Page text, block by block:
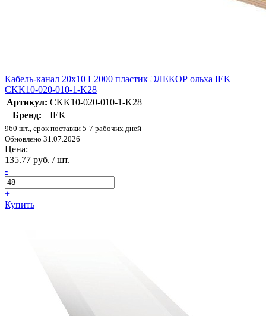
Кабель-канал 20х10 L2000 пластик ЭЛЕКОР ольха IEK
CKK10-020-010-1-K28
Артикул: CKK10-020-010-1-K28
Бренд:
IEK
960 шт., срок поставки 5-7 рабочих дней
Обновлено 31.07.2026
Цена:
135.77 руб. / шт.
-
+
Купить